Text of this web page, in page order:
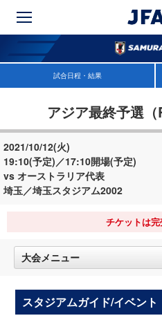
試合日程・結果
アジア最終予選
2021/10/12(火)
19:10(予定)／17:10開場(予定)
vs オーストラリア代表
埼玉／埼玉スタジアム2002
チケットは
大会メニュー
スタジアムガイド/イベント